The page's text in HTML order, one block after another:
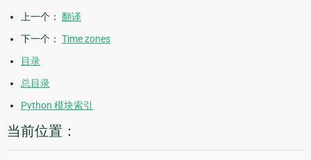
上一个： 翻译
下一个： Time zones
目录
总目录
Python 模块索引
当前位置：